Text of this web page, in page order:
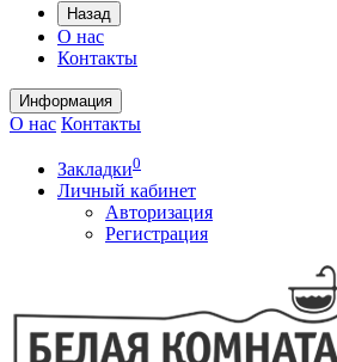
Назад
О нас
Контакты
Информация
О нас Контакты
Закладки0
Личный кабинет
Авторизация
Регистрация